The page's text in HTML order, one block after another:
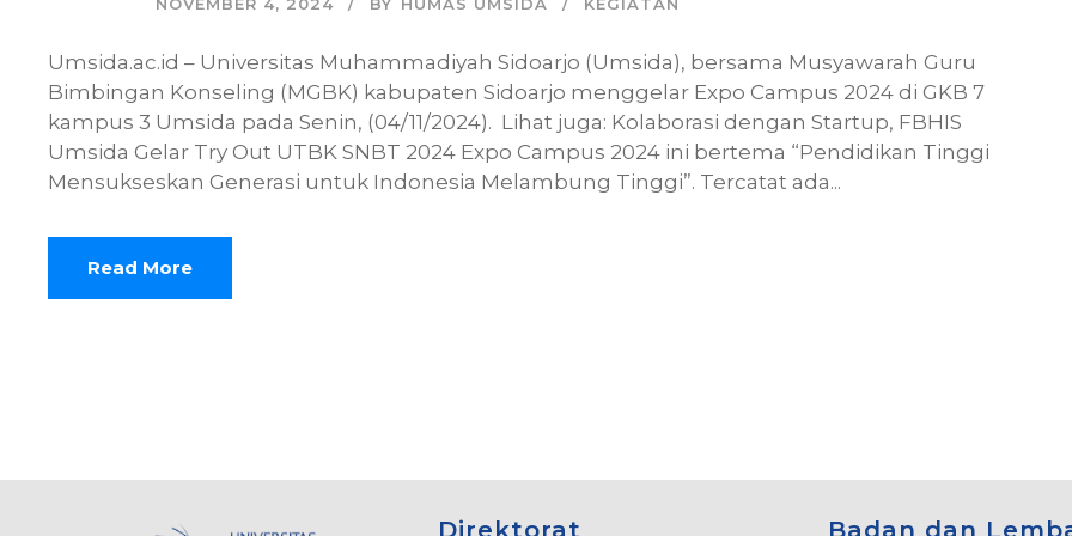
Umsida.ac.id – Universitas Muhammadiyah Sidoarjo (Umsida), bersama Musyawarah Guru
Bimbingan Konseling (MGBK) kabupaten Sidoarjo menggelar Expo Campus 2024 di GKB 7
kampus 3 Umsida pada Senin, (04/11/2024). Lihat juga: Kolaborasi dengan Startup, FBHIS
Umsida Gelar Try Out UTBK SNBT 2024 Expo Campus 2024 ini bertema “Pendidikan Tinggi
Mensukseskan Generasi untuk Indonesia Melambung Tinggi”. Tercatat ada...
Read More
Direktorat Badan dan